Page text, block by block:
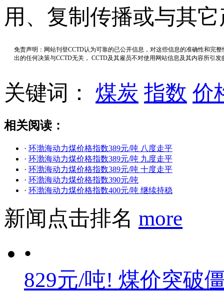
用、复制传播或与其
免责声明：网站刊登CCTD认为可靠的已公开信息，对这些信息的准确性和完
出的任何决策与CCTD无关， CCTD及其雇员不对使用网站信息及其内容所引
关键词： 煤炭 指数 价
相关阅读：
· 环渤海动力煤价格指数389元/吨 八度走平
· 环渤海动力煤价格指数389元/吨 九度走平
· 环渤海动力煤价格指数389元/吨 十度走平
· 环渤海动力煤价格指数390元/吨
· 环渤海动力煤价格指数400元/吨 继续持稳
新闻点击排名 more
•
829元/吨! 煤价突破